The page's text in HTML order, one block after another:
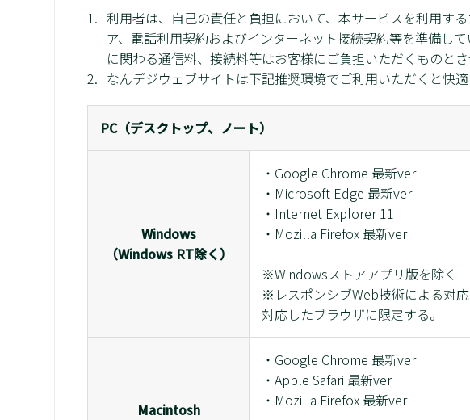
利用者は、自己の責任と負担において、本サービスを利用す
ア、電話利用契約およびインターネット接続契約等を準備し
に関わる通信料、接続料等はお客様にご負担いただくものとさ
なんデジウェブサイトは下記推奨環境でご利用いただくと快適
PC（デスクトップ、ノート）
Windows
（Windows RT除く）
・Google Chrome 最新ver
・Microsoft Edge 最新ver
・Internet Explorer 11
・Mozilla Firefox 最新ver
※Windowsストアアプリ版を除く
※レスポンシブWeb技術による対
対応したブラウザに限定する。
Macintosh
・Google Chrome 最新ver
・Apple Safari 最新ver
・Mozilla Firefox 最新ver